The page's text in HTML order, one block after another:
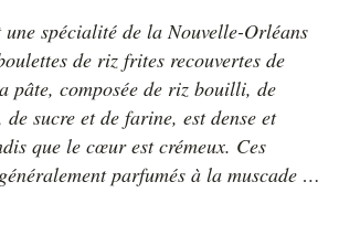
une spécialité de la Nouvelle-Orléans
de riz frites recouvertes de
pâte, composée de riz bouilli, de
sucre et de farine, est dense et
que le cœur est crémeux. Ces
parfumés à la muscade et
sont traditionnellement servis au